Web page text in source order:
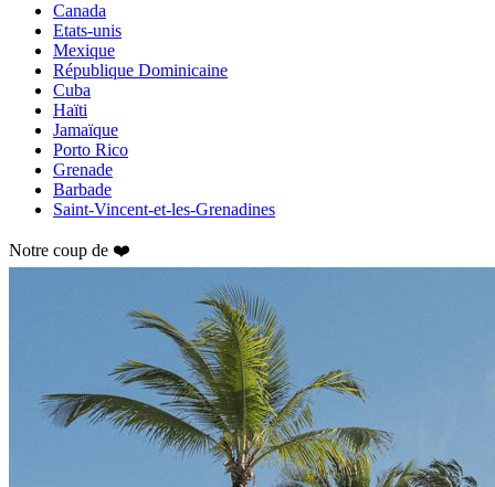
Canada
Etats-unis
Mexique
République Dominicaine
Cuba
Haïti
Jamaïque
Porto Rico
Grenade
Barbade
Saint-Vincent-et-les-Grenadines
Notre coup de ❤️